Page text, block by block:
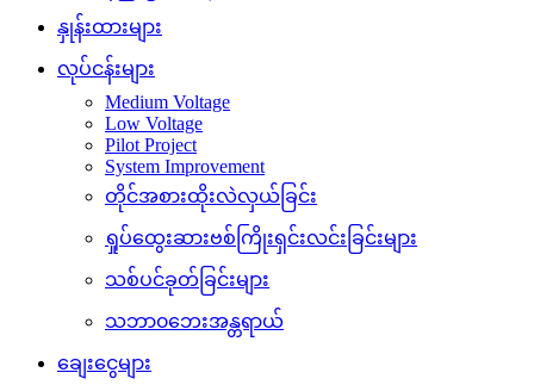
နှုန်းထားများ
လုပ်ငန်းများ
Medium Voltage
Low Voltage
Pilot Project
System Improvement
တိုင်အစားထိုးလဲလှယ်ခြင်း
ရှုပ်ထွေးဆားဗစ်ကြိုးရှင်းလင်းခြင်းများ
သစ်ပင်ခုတ်ခြင်းများ
သဘာ၀ဘေးအန္တရာယ်
ချေးငွေများ